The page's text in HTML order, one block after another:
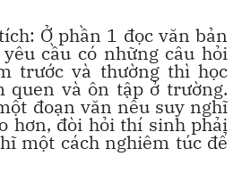
Ở phần 1 đọc văn bản
cầu có những câu hỏi
trước và thường thì học
quen và ôn tập ở trường.
đoạn văn nêu suy nghĩ
hơn, đòi hỏi thí sinh phải
một cách nghiêm túc để